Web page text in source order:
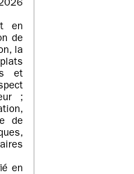
en
de
la
et
;
de
en